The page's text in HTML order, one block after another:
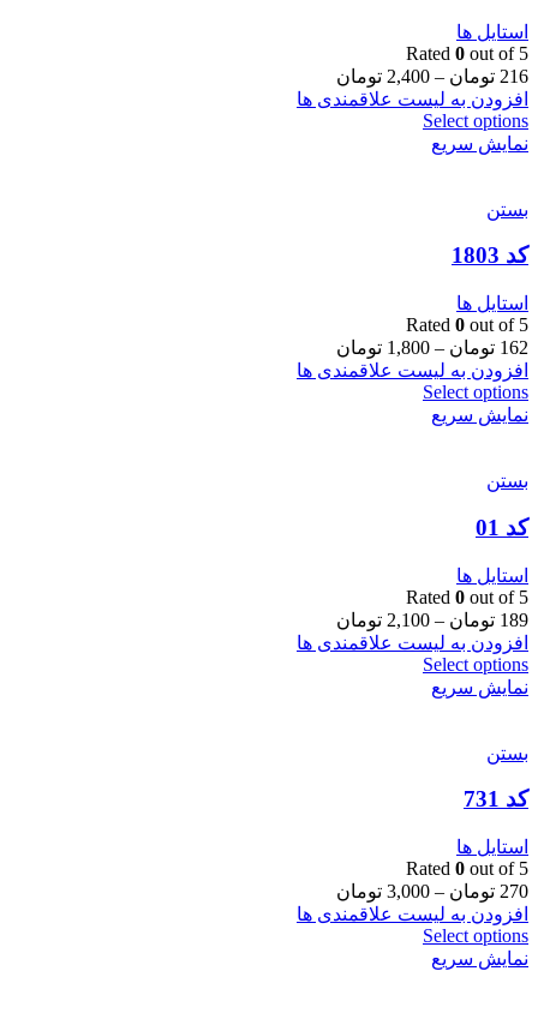
استایل ها
Rated 0 out of 5
216 تومان –
2,400 تومان
افزودن به لیست علاقمندی ها
Select options
نمایش سریع
بستن
کد 1803
استایل ها
Rated 0 out of 5
162 تومان –
1,800 تومان
افزودن به لیست علاقمندی ها
Select options
نمایش سریع
بستن
کد 01
استایل ها
Rated 0 out of 5
189 تومان –
2,100 تومان
افزودن به لیست علاقمندی ها
Select options
نمایش سریع
بستن
کد 731
استایل ها
Rated 0 out of 5
270 تومان –
3,000 تومان
افزودن به لیست علاقمندی ها
Select options
نمایش سریع